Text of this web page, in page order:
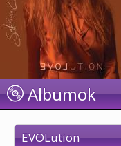
Albumok
EVOLution